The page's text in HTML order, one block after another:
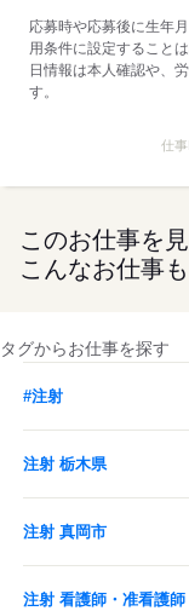
応募時や応募後に生年
用条件に設定すること
日情報は本人確認や、
す。
仕事
このお仕事を
こんなお仕事
タグからお仕事を探す
#注射
注射 栃木県
注射 真岡市
注射 看護師・准看護師